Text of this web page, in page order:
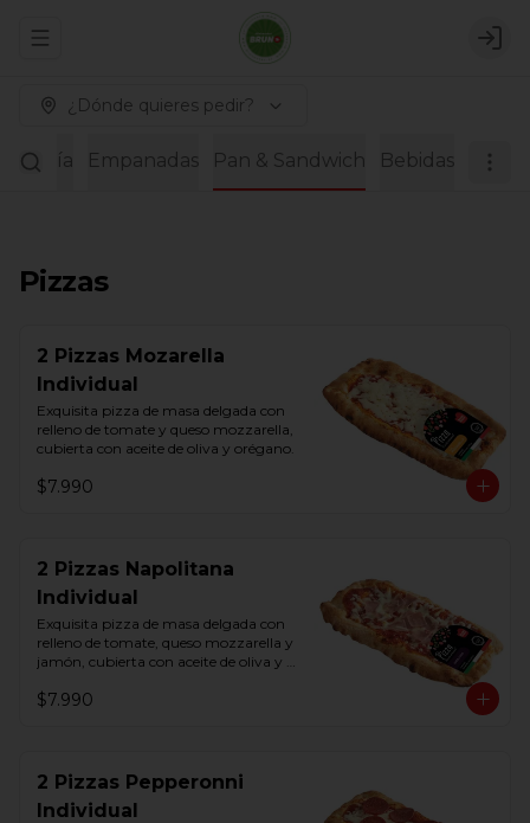
Abrir menu de navegación
¿Dónde quieres pedir?
Empanadas Pan & Sandwich Bebidas
Pizzas
2 Pizzas Mozarella
Individual
Exquisita pizza de masa delgada con
relleno de tomate y queso mozzarella,
cubierta con aceite de oliva y orégano.
$7.990
2 Pizzas Napolitana
Individual
Exquisita pizza de masa delgada con
relleno de tomate, queso mozzarella y
jamón, cubierta con aceite de oliva y
$7.990
2 Pizzas Pepperonni
Individual